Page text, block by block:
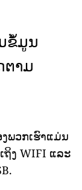
ຂໍ້ມູນ
ຕາມ
ພວກເຮົາແມ່ນ
ຖິງ WIFI ແລະ